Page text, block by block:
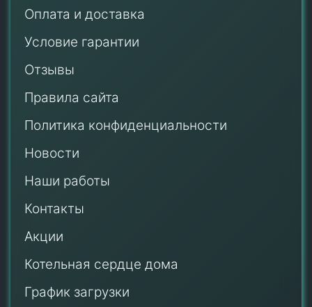
Оплата и доставка
Условие гарантии
Отзывы
Правила сайта
Политика конфиденциальности
Новости
Наши работы
Контакты
Акции
Котельная сердце дома
График загрузки